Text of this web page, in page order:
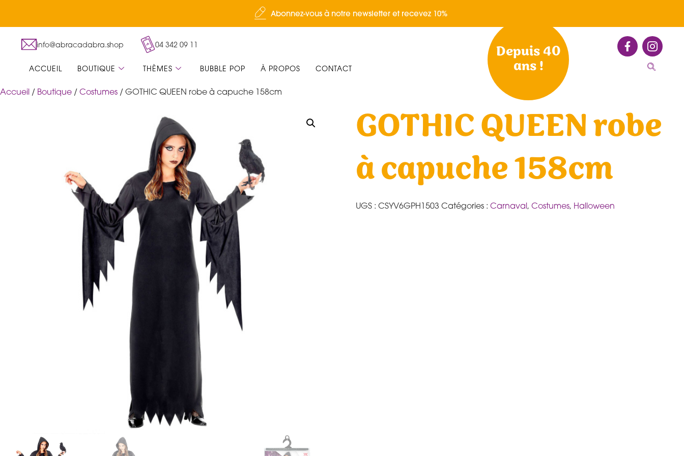
Abonnez-vous à notre newsletter et recevez 10%
info@abracadabra.shop 04 342 09 11
ACCUEIL BOUTIQUE THÈMES BUBBLE POP À PROPOS CONTACT
Depuis 40
ans !
Accueil / Boutique / Costumes / GOTHIC QUEEN robe à capuche 158cm
GOTHIC QUEEN robe
à capuche 158cm
UGS : CSYV6GPH1503 Catégories : Carnaval, Costumes, Halloween